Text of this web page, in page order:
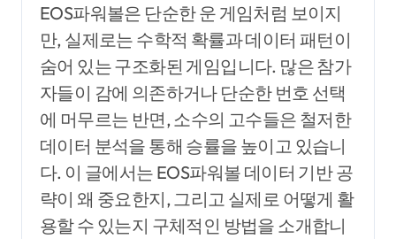
EOS파워볼은 단순한 운 게임처럼 보이지
만, 실제로는 수학적 확률과 데이터 패턴이
숨어 있는 구조화된 게임입니다. 많은 참가
자들이 감에 의존하거나 단순한 번호 선택
에 머무르는 반면, 소수의 고수들은 철저한
데이터 분석을 통해 승률을 높이고 있습니
다. 이 글에서는 EOS파워볼 데이터 기반 공
략이 왜 중요한지, 그리고 실제로 어떻게 활
용할 수 있는지 구체적인 방법을 소개합니